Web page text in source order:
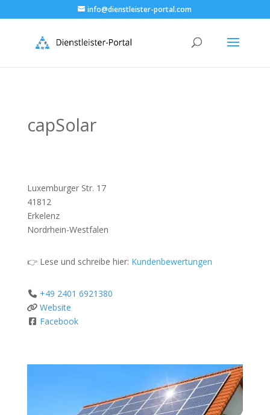
info@dienstleister-portal.com
capSolar
Luxemburger Str. 17
41812
Erkelenz
Nordrhein-Westfalen
👉 Lese und schreibe hier: Kundenbewertungen
+49 2401 6921380
Website
Facebook